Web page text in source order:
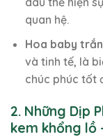
quan hệ.
Hoa baby
và tinh tế, là
chúc phúc tốt
2. Những Dịp
kem khổng lồ